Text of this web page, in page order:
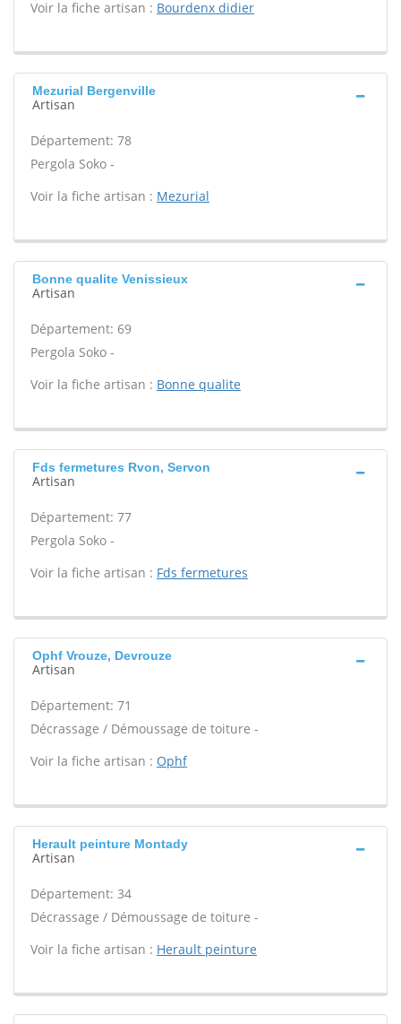
Voir la fiche artisan : Bourdenx didier
Mezurial Bergenville
Artisan
Département: 78
Pergola Soko -
Voir la fiche artisan : Mezurial
Bonne qualite Venissieux
Artisan
Département: 69
Pergola Soko -
Voir la fiche artisan : Bonne qualite
Fds fermetures Rvon, Servon
Artisan
Département: 77
Pergola Soko -
Voir la fiche artisan : Fds fermetures
Ophf Vrouze, Devrouze
Artisan
Département: 71
Décrassage / Démoussage de toiture -
Voir la fiche artisan : Ophf
Herault peinture Montady
Artisan
Département: 34
Décrassage / Démoussage de toiture -
Voir la fiche artisan : Herault peinture